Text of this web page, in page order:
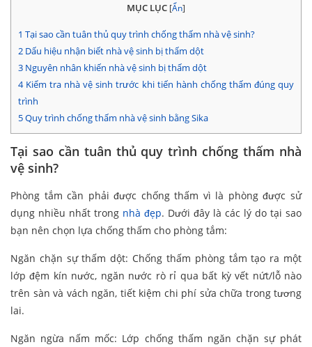
MỤC LỤC [Ẩn]
1 Tại sao cần tuân thủ quy trình chống thấm nhà vệ sinh?
2 Dấu hiệu nhận biết nhà vệ sinh bị thấm dột
3 Nguyên nhân khiến nhà vệ sinh bị thấm dột
4Kiểm tra nhà vệ sinh trước khi tiến hành chống thấm đúng quy
trình
5Quy trình chống thấm nhà vệ sinh bằng Sika
Tại sao cần tuân thủ quy trình chống thấm nhà
vệ sinh?
Phòng tắm cần phải được chống thấm vì là phòng được sử
dụng nhiều nhất trong nhà đẹp. Dưới đây là các lý do tại sao
bạn nên chọn lựa chống thấm cho phòng tắm:
Ngăn chặn sự thấm dột: Chống thấm phòng tắm tạo ra một
lớp đệm kín nước, ngăn nước rò rỉ qua bất kỳ vết nứt/lỗ nào
trên sàn và vách ngăn, tiết kiệm chi phí sửa chữa trong tương
lai.
Ngăn ngừa nấm mốc: Lớp chống thấm ngăn chặn sự phát